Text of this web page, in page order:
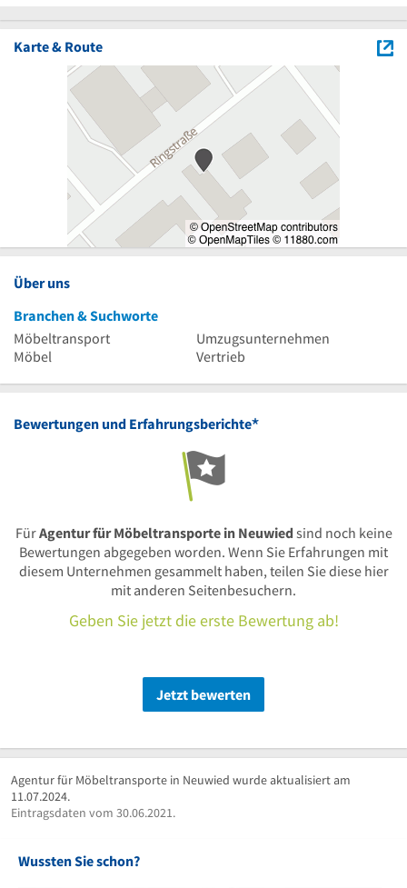
Karte & Route
Über uns
Branchen & Suchworte
Möbeltransport
Umzugsunternehmen
Möbel
Vertrieb
Bewertungen und Erfahrungsberichte*
FürAgentur für Möbeltransporte in Neuwied sind noch keine
Bewertungen abgegeben worden. Wenn Sie Erfahrungen mit
diesem Unternehmen gesammelt haben, teilen Sie diese hier
mit anderen Seitenbesuchern.
Geben Sie jetzt die erste Bewertung ab!
Jetzt bewerten
Agentur für Möbeltransporte in Neuwied wurde aktualisiert am
11.07.2024.
Eintragsdaten vom 30.06.2021.
Wussten Sie schon?